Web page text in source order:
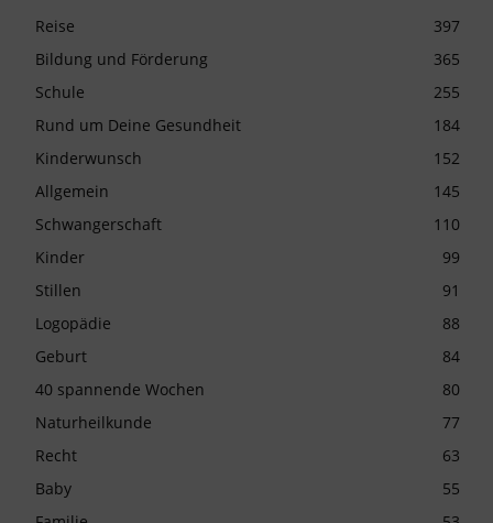
Reise
397
Bildung und Förderung
365
Schule
255
Rund um Deine Gesundheit
184
Kinderwunsch
152
Allgemein
145
Schwangerschaft
110
Kinder
99
Stillen
91
Logopädie
88
Geburt
84
40 spannende Wochen
80
Naturheilkunde
77
Recht
63
Baby
55